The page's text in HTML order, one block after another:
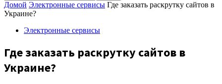
Домой Электронные сервисы Где заказать раскрутку сайтов в
Украине?
Электронные сервисы
Где заказать раскрутку сайтов в
Украине?